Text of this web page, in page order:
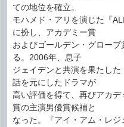
ての地位を確立。
モハメド・アリを演じた『
に扮し、アカデミー賞
およびゴールデン・グロー
る。2006年、息子
ジェイデンと共演を果たし
話を元にしたドラマが
高い評価を得て、再びアカ
賞の主演男優賞候補と
なった。『アイ・アム・レジ